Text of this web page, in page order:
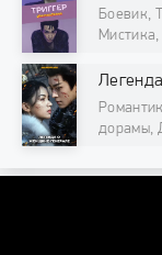
Боевик,
дорамы,